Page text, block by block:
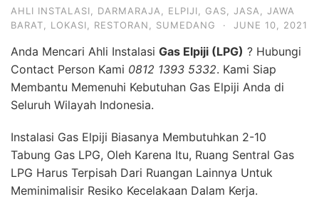
AHLI INSTALASI DARMARAJA ELPIJI GAS JASA
JAWA
BARAT
LOKASI RESTORAN SUMEDANG · JUNE 10, 2021
Anda Mencari Ahli Instalasi Gas Elpiji (LPG) ? Hubungi
Contact Person Kami 0812 1393 5332. Kami Siap
Membantu Memenuhi Kebutuhan Gas Elpiji Anda di
Seluruh Wilayah Indonesia.
Instalasi Gas Elpiji Biasanya Membutuhkan 2-10
Tabung Gas LPG, Oleh Karena Itu, Ruang Sentral Gas
LPG Harus Terpisah Dari Ruangan Lainnya Untuk
Meminimalisir Resiko Kecelakaan Dalam Kerja.